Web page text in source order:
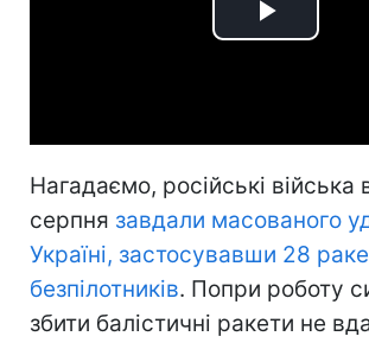
Play
Нагадаємо, російські війська
серпня завдали масованого
Україні, застосувавши 28
безпілотників. Попри роботу
збити балістичні ракети не